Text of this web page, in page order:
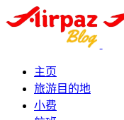
主页
旅游目的地
小费